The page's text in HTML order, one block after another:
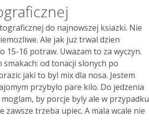
do najnowszej ksiazki. Nie
Ale jak juz trwal dzien
16 potraw. Uwazam to za wyczyn.
od tonacji slonych po
jaki to byl mix dla nosa. Jestem
przybylo pare kilo. Do jedzenia
by porcje byly ale w przypadku
trzeba upiec. A mala wcale nie